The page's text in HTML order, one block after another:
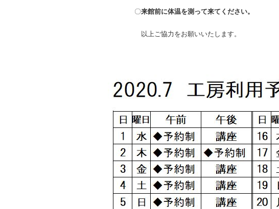
〇来館前に体温を測って来てください。
以上ご協力をお願いいたします。